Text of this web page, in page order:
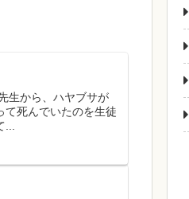
生から、ハヤブサが
て死んでいたのを生徒
...